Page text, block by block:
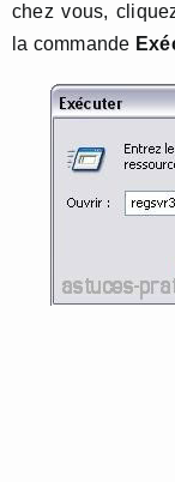
chez vous,
la commande